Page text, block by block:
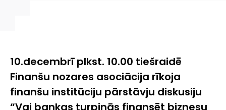
10.decembrī plkst. 10.00 tiešraidē
Finanšu nozares asociācija rīkoja
finanšu institūciju pārstāvju diskusiju
“Vai bankas turpinās finansēt biznesu